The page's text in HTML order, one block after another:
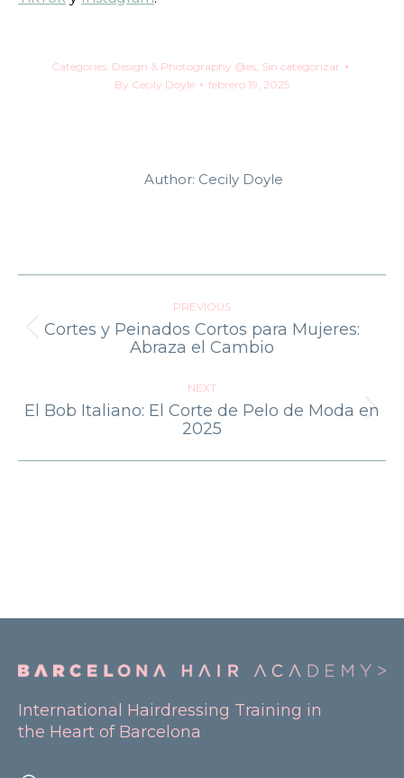
Categories: Design & Photography @es, Sin categorizar
By Cecily Doyle febrero 19, 2025
Author: Cecily Doyle
navigation
PREVIOUS
Previous
Cortes y Peinados Cortos para Mujeres:
Abraza el Cambio
NEXT
Next
El Bob Italiano: El Corte de Pelo de Moda en
2025
International Hairdressing Training in
the Heart of Barcelona